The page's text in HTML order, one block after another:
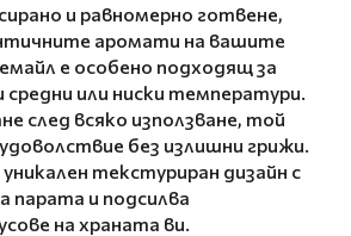
и равномерно готвене,
аромати на вашите
е особено подходящ за
или ниски температури.
след всяко използване, той
без излишни грижи.
текстуриран дизайн с
и подсилва
на храната ви.